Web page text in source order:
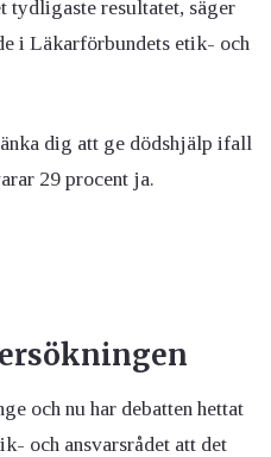
tydligaste resultatet, säger
i Läkarförbundets etik- och
dig att ge dödshjälp ifall
29 procent ja.
och nu har debatten hettat
och ansvarsrådet att det